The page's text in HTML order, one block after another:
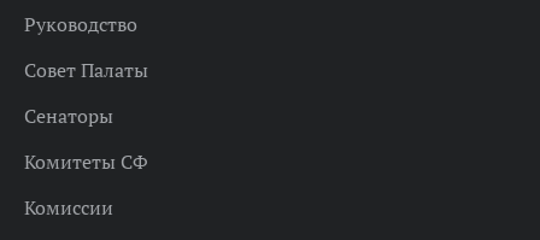
Руководство
Совет Палаты
Сенаторы
Комитеты СФ
Комиссии